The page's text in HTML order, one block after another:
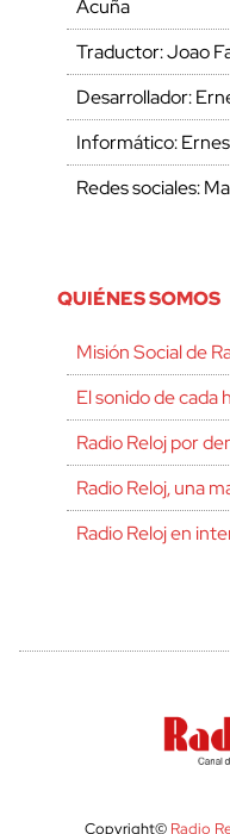
Acuña
Traductor: Joao
Desarrollador:
Informático:
Redes sociales:
QUIÉNES SOMOS
Misión Social de
El sonido de cada
Radio Reloj por
Radio Reloj, una
Radio Reloj en
Copyright© Radio